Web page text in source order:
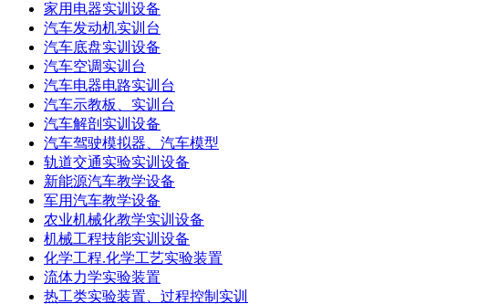
家用电器实训设备
汽车发动机实训台
汽车底盘实训设备
汽车空调实训台
汽车电器电路实训台
汽车示教板、实训台
汽车解剖实训设备
汽车驾驶模拟器、汽车模型
轨道交通实验实训设备
新能源汽车教学设备
军用汽车教学设备
农业机械化教学实训设备
机械工程技能实训设备
化学工程.化学工艺实验装置
流体力学实验装置
热工类实验装置、过程控制实训